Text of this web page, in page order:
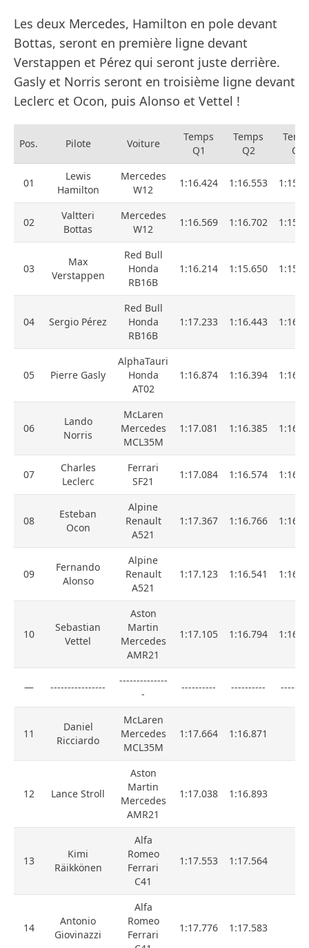
Les deux Mercedes, Hamilton en pole devant
Bottas, seront en première ligne devant
Verstappen et Pérez qui seront juste derrière.
Gasly et Norris seront en troisième ligne devant
Leclerc et Ocon, puis Alonso et Vettel !
Pos. Pilote Voiture
Temps
Q1
Temps
Q2
Q3
01
Lewis
Hamilton
Mercedes
W12
1:16.424 1:16.553
02
Valtteri
Bottas
Mercedes
W12
1:16.569 1:16.702
03
Max
Verstappen
Red Bull
Honda
RB16B
1:16.214 1:15.650
04 Sergio Pérez
Red Bull
Honda
RB16B
1:17.233 1:16.443
05 Pierre Gasly
AlphaTauri
Honda
AT02
1:16.874 1:16.394
06
Lando
Norris
McLaren
Mercedes
MCL35M
1:17.081 1:16.385
07
Charles
Leclerc
Ferrari
SF21
1:17.084 1:16.574
08
Esteban
Ocon
Alpine
Renault
A521
1:17.367 1:16.766
09
Fernando
Alonso
Alpine
Renault
A521
1:17.123 1:16.541
10
Sebastian
Vettel
Aston
Martin
Mercedes
AMR21
1:17.105 1:16.794
— ----------------
--------------
-
---------- ----------
11
Daniel
Ricciardo
McLaren
Mercedes
MCL35M
1:17.664 1:16.871
12 Lance Stroll
Aston
Martin
Mercedes
AMR21
1:17.038 1:16.893
13
Kimi
Räikkönen
Alfa
Romeo
Ferrari
C41
1:17.553 1:17.564
14
Antonio
Giovinazzi
Alfa
Romeo
Ferrari
1:17.776 1:17.583